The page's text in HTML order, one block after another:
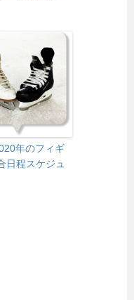
年のフィギ
日程スケジュ